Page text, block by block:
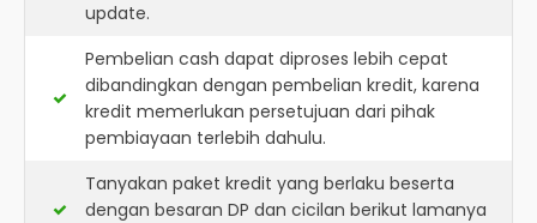
update.
Pembelian cash dapat diproses lebih cepat
dibandingkan dengan pembelian kredit, karena
kredit memerlukan persetujuan dari pihak
pembiayaan terlebih dahulu.
Tanyakan paket kredit yang berlaku beserta
dengan besaran DP dan cicilan berikut lamanya